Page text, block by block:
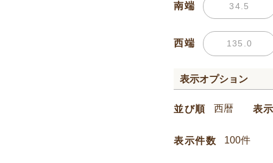
南端
西端
表示オプション
並び順 表
表示件数